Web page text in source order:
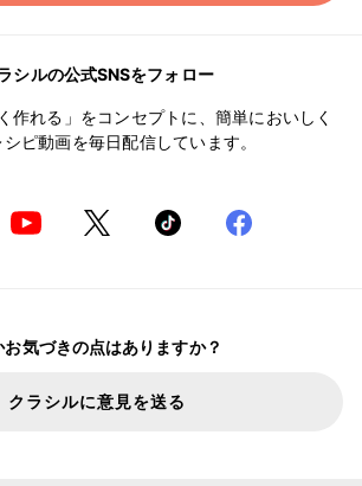
シルの公式SNSをフォロー
作れる」をコンセプトに、簡単においしく
ピ動画を毎日配信しています。
お気づきの点はありますか？
クラシルに意見を送る